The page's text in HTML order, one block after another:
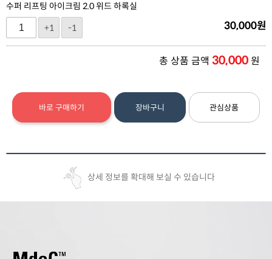
수퍼 리프팅 아이크림 2.0 위드 하록실
+1
-1 30,000원
총 상품 금액 30,000원
바로 구매하기 장바구니 관심상품
상세 정보를 확대해 보실 수 있습니다